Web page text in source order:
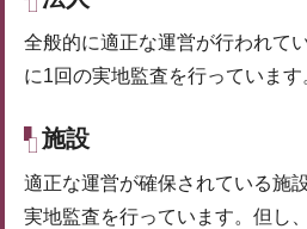
全般的に適正な運営が行われて
に1回の実地監査を行っています
施設
適正な運営が確保されている施
実地監査を行っています。但し